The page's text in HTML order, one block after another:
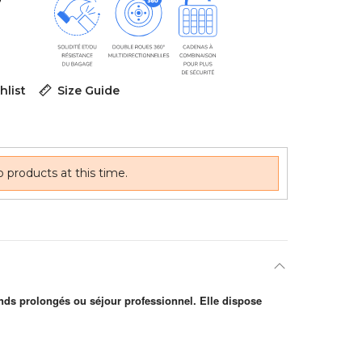
Size Guide
products at this time.
prolongés ou séjour professionnel. Elle dispose